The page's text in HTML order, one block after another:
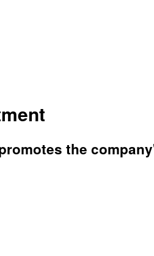
the